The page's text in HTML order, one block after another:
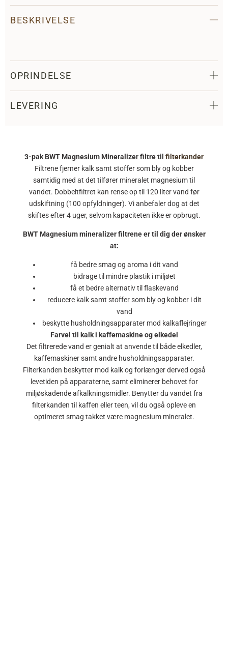
BESKRIVELSE
OPRINDELSE
LEVERING
3-pak BWT Magnesium Mineralizer filtre til filterkander
Filtrene fjerner kalk samt stoffer som bly og kobber
samtidig med at det tilfører mineralet magnesium til
vandet. Dobbeltfiltret kan rense op til 120 liter vand før
udskiftning (100 opfyldninger). Vi anbefaler dog at det
skiftes efter 4 uger, selvom kapaciteten ikke er opbrugt.
BWT Magnesium mineralizer filtrene er til dig der ønsker
at:
få bedre smag og aroma i dit vand
bidrage til mindre plastik i miljøet
få et bedre alternativ til flaskevand
reducere kalk samt stoffer som bly og kobber i dit
vand
beskytte husholdningsapparater mod kalkaflejringer
Farvel til kalk i kaffemaskine og elkedel
Det filtrerede vand er genialt at anvende til både elkedler,
kaffemaskiner samt andre husholdningsapparater.
Filterkanden beskytter mod kalk og forlænger derved også
levetiden på apparaterne, samt eliminerer behovet for
miljøskadende afkalkningsmidler. Benytter du vandet fra
filterkanden til kaffen eller teen, vil du også opleve en
optimeret smag takket være magnesium mineralet.